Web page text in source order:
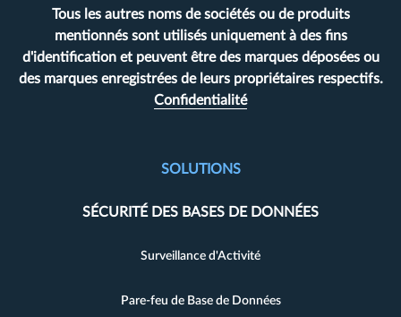
Tous les autres noms de sociétés ou de produits
mentionnés sont utilisés uniquement à des fins
d'identification et peuvent être des marques déposées ou
des marques enregistrées de leurs propriétaires respectifs.
Confidentialité
SOLUTIONS
SÉCURITÉ DES BASES DE DONNÉES
Surveillance d'Activité
Pare-feu de Base de Données